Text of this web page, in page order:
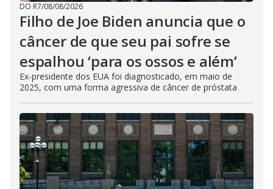
DO R7/08/08/2026
Filho de Joe Biden anuncia que o
câncer de que seu pai sofre se
espalhou ‘para os ossos e além’
Ex-presidente dos EUA foi diagnosticado, em maio de
2025, com uma forma agressiva de câncer de próstata